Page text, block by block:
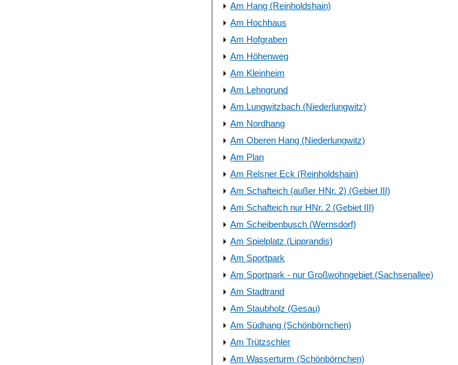
Am Hang (Reinholdshain)
Am Hochhaus
Am Hofgraben
Am Höhenweg
Am Kleinheim
Am Lehngrund
Am Lungwitzbach (Niederlungwitz)
Am Nordhang
Am Oberen Hang (Niederlungwitz)
Am Plan
Am Relsner Eck (Reinholdshain)
Am Schafteich (außer HNr. 2) (Gebiet III)
Am Schafteich nur HNr. 2 (Gebiet III)
Am Scheibenbusch (Wernsdorf)
Am Spielplatz (Lipprandis)
Am Sportpark
Am Sportpark - nur Großwohngebiet (Sachsenallee)
Am Stadtrand
Am Staubholz (Gesau)
Am Südhang (Schönbörnchen)
Am Trützschler
Am Wasserturm (Schönbörnchen)